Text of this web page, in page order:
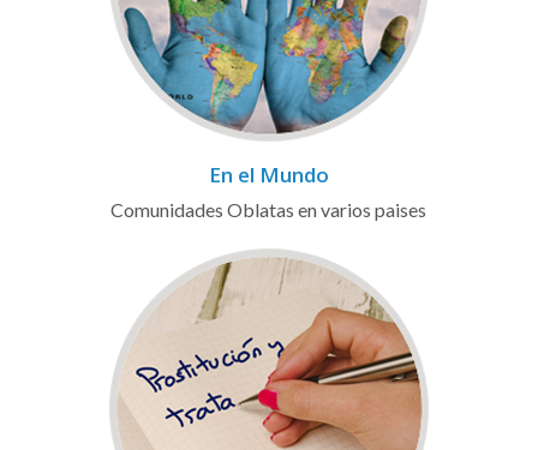
En el Mundo
Comunidades Oblatas en varios paises